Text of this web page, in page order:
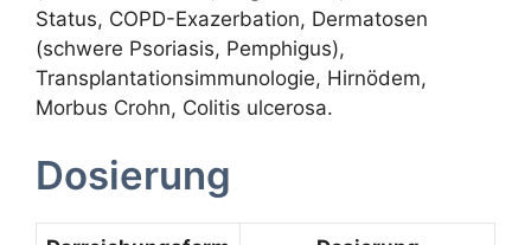
Status, COPD-Exazerbation, Dermatosen
(schwere Psoriasis, Pemphigus),
Transplantationsimmunologie, Hirnödem,
Morbus Crohn, Colitis ulcerosa.
Dosierung